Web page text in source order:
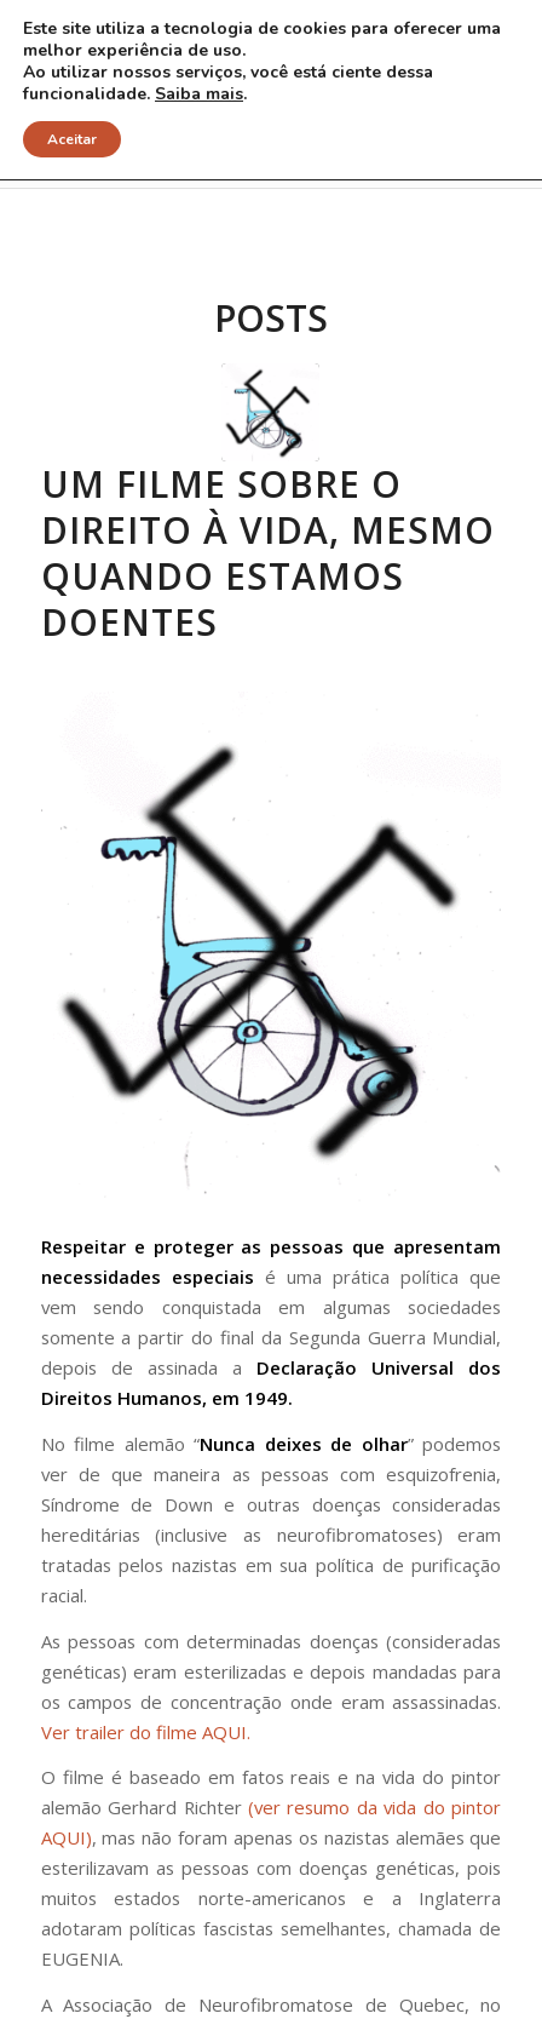
Arquivo para Tag: Jason Stanley
POSTS
UM FILME SOBRE O
DIREITO À VIDA, MESMO
QUANDO ESTAMOS
DOENTES
Respeitar e proteger as pessoas que apresentam
necessidades especiais é uma prática política que
vem sendo conquistada em algumas sociedades
somente a partir do final da Segunda Guerra Mundial,
depois de assinada a Declaração Universal dos
Direitos Humanos, em 1949.
No filme alemão “Nunca deixes de olhar” podemos
ver de que maneira as pessoas com esquizofrenia,
Síndrome de Down e outras doenças consideradas
hereditárias (inclusive as neurofibromatoses) eram
tratadas pelos nazistas em sua política de purificação
racial.
As pessoas com determinadas doenças (consideradas
genéticas) eram esterilizadas e depois mandadas para
os campos de concentração onde eram assassinadas.
Ver trailer do filme AQUI.
O filme é baseado em fatos reais e na vida do pintor
alemão Gerhard Richter(ver resumo da vida do pintor
AQUI), mas não foram apenas os nazistas alemães que
esterilizavam as pessoas com doenças genéticas, pois
muitos estados norte-americanos e a Inglaterra
adotaram políticas fascistas semelhantes, chamada de
EUGENIA.
A Associação de Neurofibromatose de Quebec, no
Este site utiliza a tecnologia de cookies para oferecer uma
melhor experiência de uso.
Ao utilizar nossos serviços, você está ciente dessa
funcionalidade. Saiba mais.
Aceitar